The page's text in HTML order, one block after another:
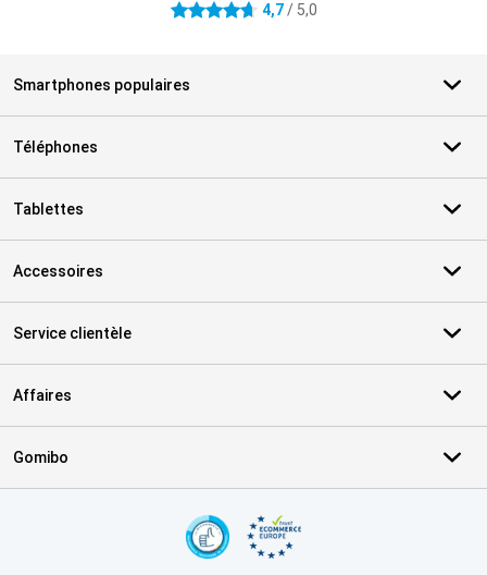
4.7 étoiles 4,7/ 5,0
Smartphones populaires
Téléphones
Tablettes
Accessoires
Service clientèle
Affaires
Gomibo